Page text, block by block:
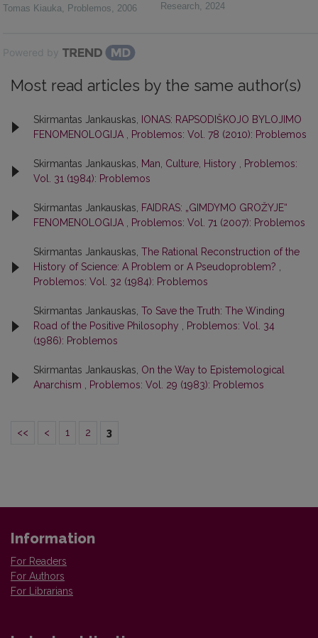
Tomas Kiauka, Problemos, 2006
Research, 2024
Powered by
Most read articles by the same author(s)
Skirmantas Jankauskas,
IONAS: RAPSODIŠKOJO BYLOJIMO
FENOMENOLOGIJA
Problemos: Vol. 78 (2010): Problemos
Skirmantas Jankauskas, Man, Culture, History
Problemos:
Vol. 31 (1984): Problemos
Skirmantas Jankauskas,
FAIDRAS: „GIMDYMO GROŽYJE“
FENOMENOLOGIJA
Problemos: Vol. 71 (2007): Problemos
Skirmantas Jankauskas, The Rational Reconstruction of the
History of Science: A Problem or A Pseudoproblem?
Problemos: Vol. 32 (1984): Problemos
Skirmantas Jankauskas, To Save the Truth: The Winding
Road of the Positive Philosophy
Problemos: Vol. 34
(1986): Problemos
Skirmantas Jankauskas, On the Way to Epistemological
Anarchism
Problemos: Vol. 29 (1983): Problemos
<< < 1 2 3
Information
For Readers
For Authors
For Librarians